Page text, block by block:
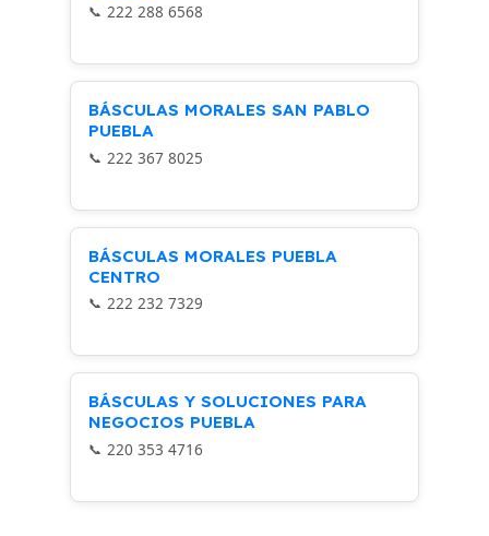
222 288 6568
BÁSCULAS MORALES SAN PABLO
PUEBLA
222 367 8025
BÁSCULAS MORALES PUEBLA
CENTRO
222 232 7329
BÁSCULAS Y SOLUCIONES PARA
NEGOCIOS PUEBLA
220 353 4716